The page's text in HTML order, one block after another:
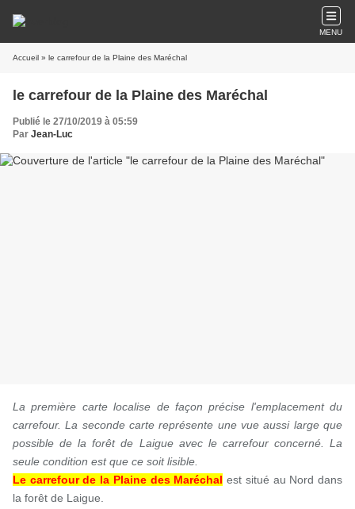
MENU
Accueil » le carrefour de la Plaine des Maréchal
le carrefour de la Plaine des Maréchal
Publié le 27/10/2019 à 05:59
Par Jean-Luc
La première carte localise de façon précise l'emplacement du
carrefour. La seconde carte représente une vue aussi large que
possible de la forêt de Laigue avec le carrefour concerné. La
seule condition est que ce soit lisible.
Le carrefour de la Plaine des Maréchal est situé au Nord dans
la forêt de Laigue.